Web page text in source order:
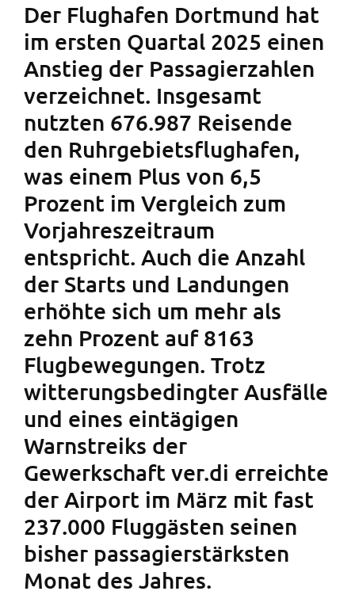
Der Flughafen Dortmund hat
im ersten Quartal 2025 einen
Anstieg der Passagierzahlen
verzeichnet. Insgesamt
nutzten 676.987 Reisende
den Ruhrgebietsflughafen,
was einem Plus von 6,5
Prozent im Vergleich zum
Vorjahreszeitraum
entspricht. Auch die Anzahl
der Starts und Landungen
erhöhte sich um mehr als
zehn Prozent auf 8163
Flugbewegungen. Trotz
witterungsbedingter Ausfälle
und eines eintägigen
Warnstreiks der
Gewerkschaft ver.di erreichte
der Airport im März mit fast
237.000 Fluggästen seinen
bisher passagierstärksten
Monat des Jahres.